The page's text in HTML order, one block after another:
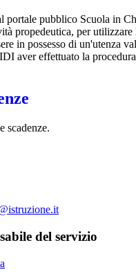
portale pubblico Scuola in
propedeutica, per utilizzare
in possesso di un'utenza
aver effettuato la
scadenze.
del servizio